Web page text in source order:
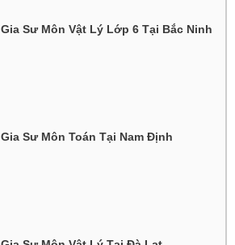
Gia Sư Môn Vật Lý Lớp 6 Tại Bắc Ninh
Gia Sư Môn Toán Tại Nam Định